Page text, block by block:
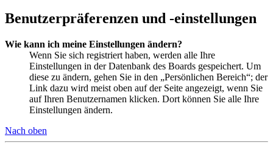
Benutzerpräferenzen und -einstellungen
Wie kann ich meine Einstellungen ändern?
Wenn Sie sich registriert haben, werden alle Ihre
Einstellungen in der Datenbank des Boards gespeichert. Um
diese zu ändern, gehen Sie in den „Persönlichen Bereich“; der
Link dazu wird meist oben auf der Seite angezeigt, wenn Sie
auf Ihren Benutzernamen klicken. Dort können Sie alle Ihre
Einstellungen ändern.
Nach oben